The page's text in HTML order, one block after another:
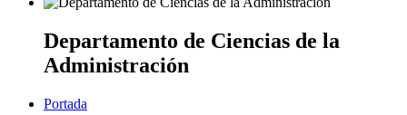
Departamento de Ciencias de la
Administración
Portada